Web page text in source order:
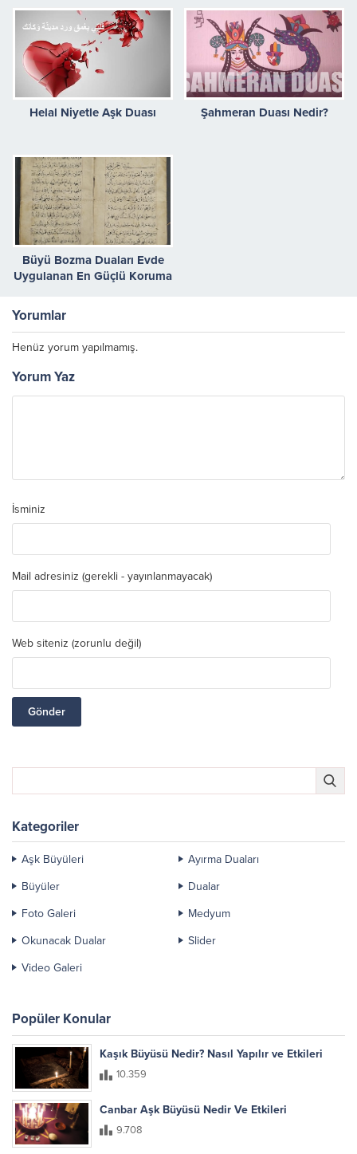
Helal Niyetle Aşk Duası Şahmeran Duası Nedir?
Büyü Bozma Duaları Evde
Uygulanan En Güçlü Koruma
Yorumlar
Henüz yorum yapılmamış.
Yorum Yaz
İsminiz
Mail adresiniz (gerekli - yayınlanmayacak)
Web siteniz (zorunlu değil)
Kategoriler
Aşk Büyüleri
Ayırma Duaları
Büyüler
Dualar
Foto Galeri
Medyum
Okunacak Dualar
Slider
Video Galeri
Popüler Konular
Kaşık Büyüsü Nedir? Nasıl Yapılır ve Etkileri
10.359
Canbar Aşk Büyüsü Nedir Ve Etkileri
9.708